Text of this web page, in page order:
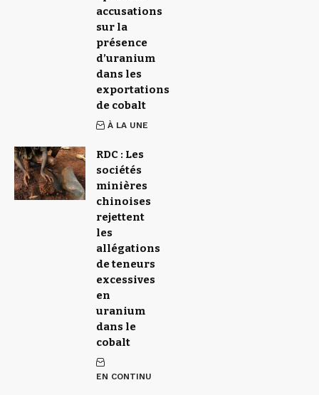
accusations
sur la
présence
d’uranium
dans les
exportations
de cobalt
À LA UNE
RDC : Les
sociétés
minières
chinoises
rejettent
les
allégations
de teneurs
excessives
en
uranium
dans le
cobalt
EN CONTINU